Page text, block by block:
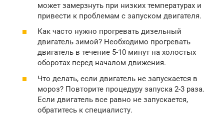
может замерзнуть при низких температурах и
привести к проблемам с запуском двигателя.
Как часто нужно прогревать дизельный
двигатель зимой? Необходимо прогревать
двигатель в течение 5-10 минут на холостых
оборотах перед началом движения.
Что делать, если двигатель не запускается в
мороз? Повторите процедуру запуска 2-3 раза.
Если двигатель все равно не запускается,
обратитесь к специалисту.